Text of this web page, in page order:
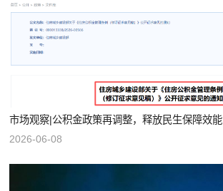
市场观察|公积金政策再调整，释放民生保障效能
2026-06-08